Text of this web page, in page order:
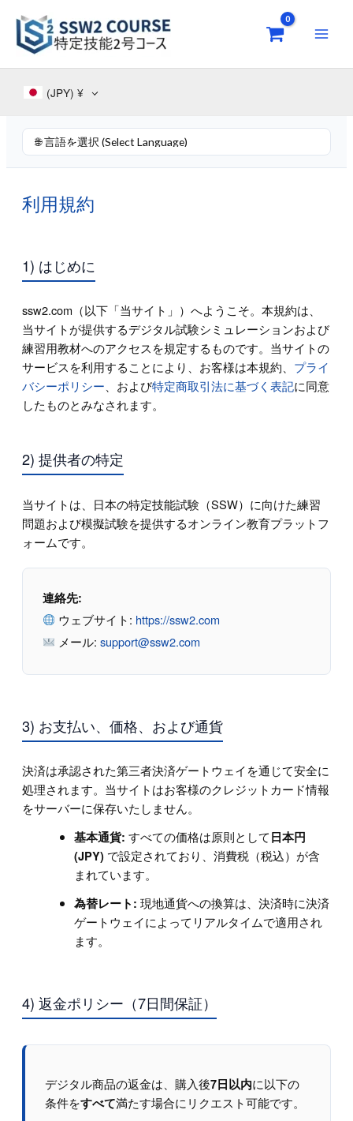
content
(JPY) ¥
利用規約
1) はじめに
ssw2.com（以下「当サイト」）へようこそ。本規約は、
当サイトが提供するデジタル試験シミュレーションおよび
練習用教材へのアクセスを規定するものです。当サイトの
サービスを利用することにより、お客様は本規約、 プライ
バシーポリシー、および特定商取引法に基づく表記に同意
したものとみなされます。
2) 提供者の特定
当サイトは、日本の特定技能試験（SSW）に向けた練習
問題および模擬試験を提供するオンライン教育プラットフ
ォームです。
連絡先:
ウェブサイト: https://ssw2.com
メール:support@ssw2.com
3) お支払い、価格、および通貨
決済は承認された第三者決済ゲートウェイを通じて安全に
処理されます。当サイトはお客様のクレジットカード情報
をサーバーに保存いたしません。
基本通貨: すべての価格は原則として 日本円
(JPY)で設定されており、消費税（税込）が含
まれています。
為替レート: 現地通貨への換算は、決済時に決済
ゲートウェイによってリアルタイムで適用され
ます。
4) 返金ポリシー（7日間保証）
デジタル商品の返金は、購入後7日以内に以下の
条件をすべて満たす場合にリクエスト可能です。